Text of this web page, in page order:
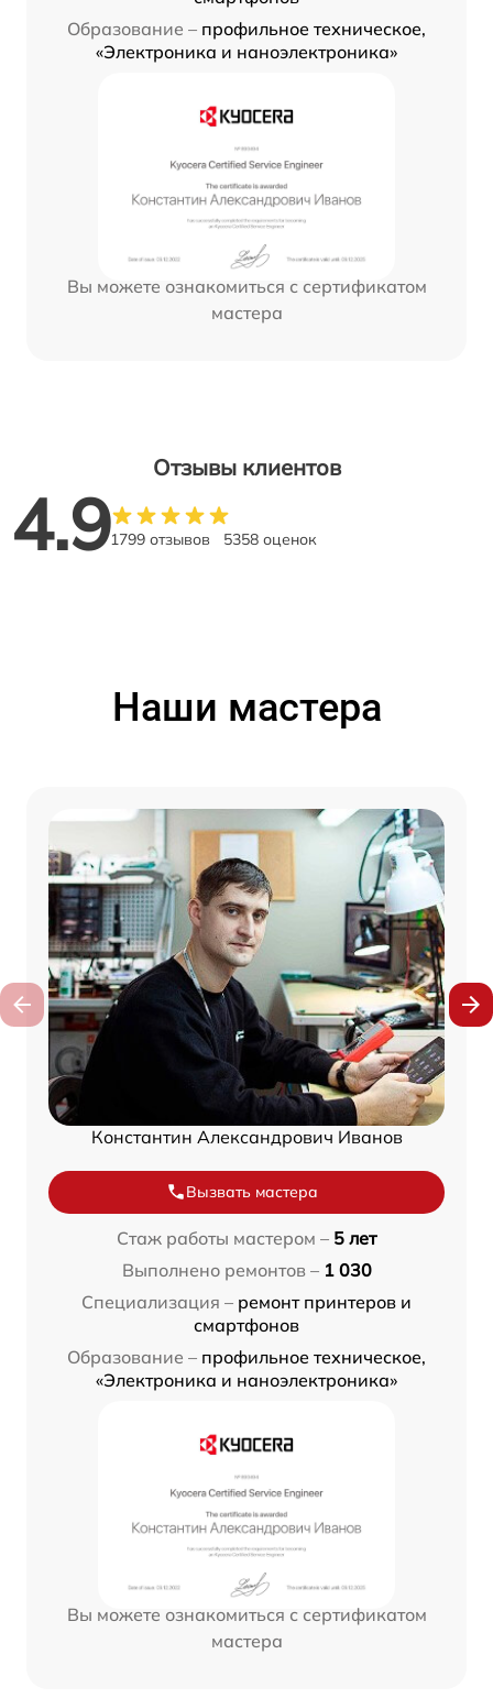
Образование – профильное техническое,
«Электроника и наноэлектроника»
Вы можете ознакомиться с сертификатом
мастера
Отзывы клиентов
4.91799 отзывов 5358 оценок
Наши мастера
Константин Александрович Иванов
Вызвать мастера
Стаж работы мастером – 5 лет
Выполнено ремонтов – 1 030
Специализация – ремонт принтеров и
смартфонов
Образование – профильное техническое,
«Электроника и наноэлектроника»
Вы можете ознакомиться с сертификатом
мастера